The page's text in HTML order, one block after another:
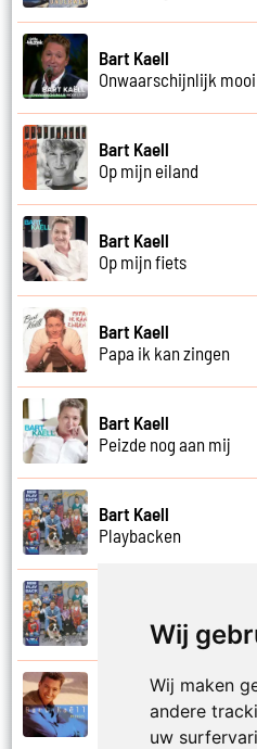
Wij
Wij maken
andere
uw
Bart Kaell
Onwaarschijnlijk mooi
Bart Kaell
Op mijn eiland
Bart Kaell
Op mijn fiets
Bart Kaell
Papa ik kan zingen
Bart Kaell
Peizde nog aan mij
Bart Kaell
Playbacken
Popidool
Bart Kaell
Prinses